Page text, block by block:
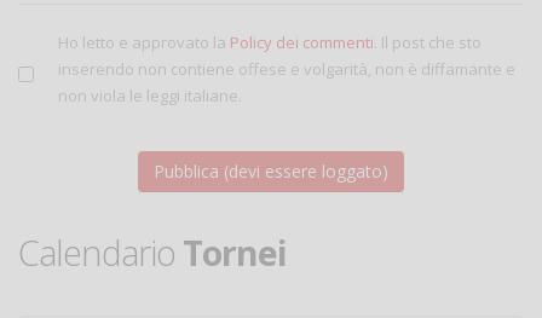
Ho letto e approvato la Policy dei commenti. Il post che sto
inserendo non contiene offese e volgarità, non è diffamante e
non viola le leggi italiane.
Calendario Tornei